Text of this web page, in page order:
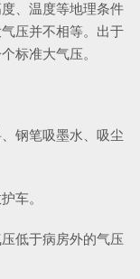
、温度等地理条件
压并不相等。出于
标准大气压。
钢笔吸墨水、吸尘
车。
低于病房外的气压